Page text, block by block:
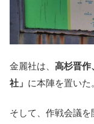
金麗社は、 高杉晋作
社」 に本陣を置いた。
そして、作戦会議を